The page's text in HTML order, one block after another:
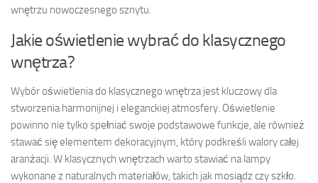
wnętrzu nowoczesnego sznytu.
Jakie oświetlenie wybrać do klasycznego
wnętrza?
Wybór oświetlenia do klasycznego wnętrza jest kluczowy dla
stworzenia harmonijnej i eleganckiej atmosfery. Oświetlenie
powinno nie tylko spełniać swoje podstawowe funkcje, ale również
stawać się elementem dekoracyjnym, który podkreśli walory całej
aranżacji. W klasycznych wnętrzach warto stawiać na lampy
wykonane z naturalnych materiałów, takich jak mosiądz czy szkło.